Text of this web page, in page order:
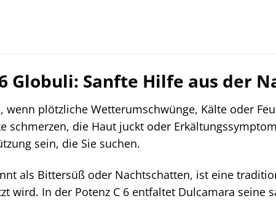
Globuli: Sanfte Hilfe aus der
wenn plötzliche Wetterumschwünge, Kälte oder
schmerzen, die Haut juckt oder
sein, die Sie suchen.
als Bittersüß oder Nachtschatten, ist eine
wird. In der Potenz C 6 entfaltet Dulcamara